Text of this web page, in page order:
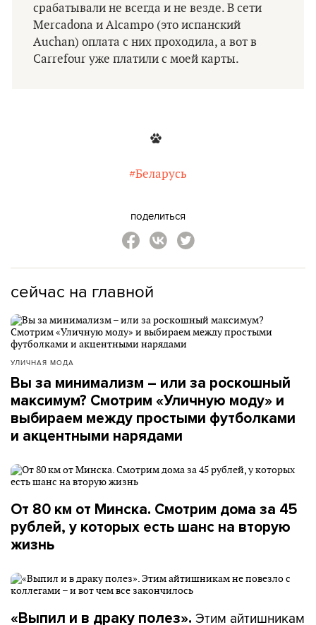
срабатывали не всегда и не везде. В сети
Mercadona и Alcampo (это испанский
Auchan) оплата с них проходила, а вот в
Carrefour уже платили с моей карты.
#Беларусь
поделиться
сейчас на главной
УЛИЧНАЯ МОДА
Вы за минимализм – или за роскошный
максимум? Смотрим «Уличную моду» и
выбираем между простыми футболками
и акцентными нарядами
От 80 км от Минска. Смотрим дома за 45
рублей, у которых есть шанс на вторую
жизнь
«Выпил и в драку полез». Этим айтишникам